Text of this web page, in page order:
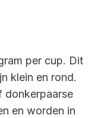
per cup. Dit
klein en rond.
donkerpaarse
en worden in